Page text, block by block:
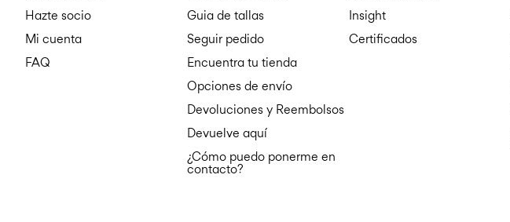
Hazte socio
Mi cuenta
FAQ
Guia de tallas
Seguir pedido
Encuentra tu tienda
Opciones de envío
Devoluciones y Reembolsos
Devuelve aquí
¿Cómo puedo ponerme en
contacto?
Insight
Certificados